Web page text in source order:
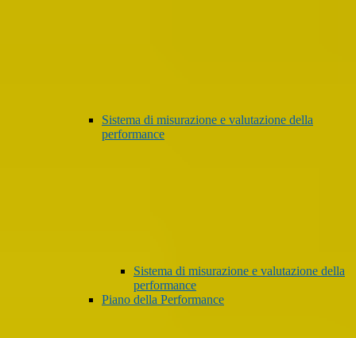
Sistema di misurazione e valutazione della
performance
Sistema di misurazione e valutazione della
performance
Piano della Performance